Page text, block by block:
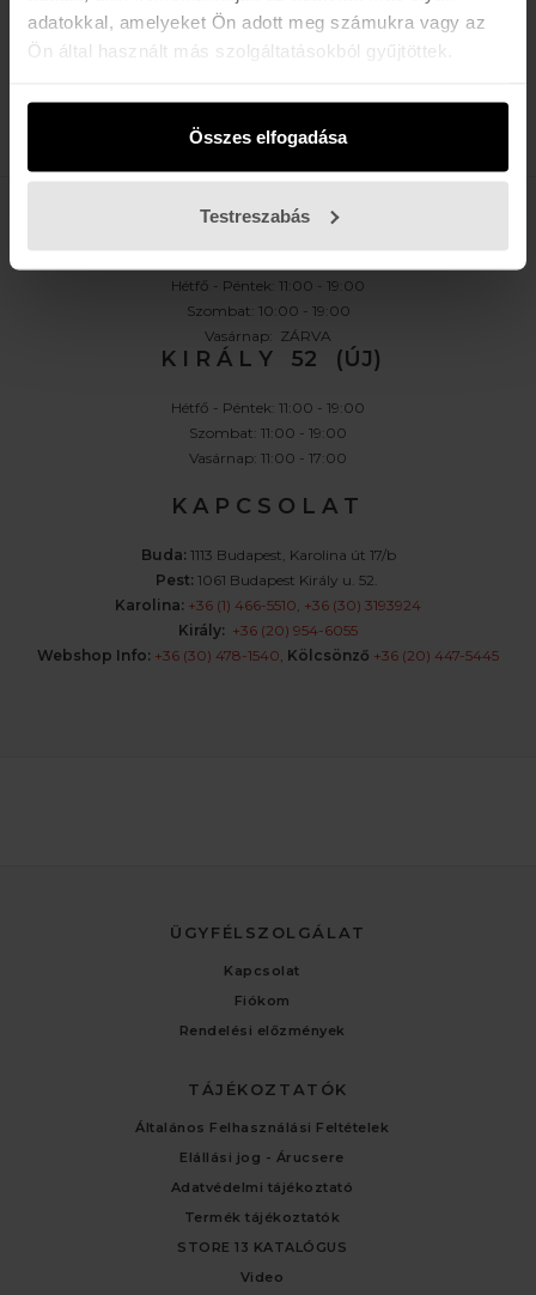
adatokkal, amelyeket Ön adott meg számukra vagy az
Ön által használt más szolgáltatásokból gyűjtöttek.
Összes elfogadása
Testreszabás
Értesülj az újdonságokról, akciókról
Hétfő - Péntek: 11:00 - 19:00
Szombat: 10:00 - 19:00
Vasárnap: ZÁRVA
K I R Á L Y 52 (ÚJ)
Hétfő - Péntek: 11:00 - 19:00
Szombat: 11:00 - 19:00
Vasárnap: 11:00 - 17:00
K A P C S O L A T
Buda: 1113 Budapest, Karolina út 17/b
Pest: 1061 Budapest Király u. 52.
Karolina: +36 (1) 466-5510, +36 (30) 3193924
Király: +36 (20) 954-6055
Webshop Info: +36 (30) 478-1540, Kölcsönző +36 (20) 447-5445
ÜGYFÉLSZOLGÁLAT
Kapcsolat
Fiókom
Rendelési előzmények
TÁJÉKOZTATÓK
Általános Felhasználási Feltételek
Elállási jog - Árucsere
Adatvédelmi tájékoztató
Termék tájékoztatók
STORE 13 KATALÓGUS
Video